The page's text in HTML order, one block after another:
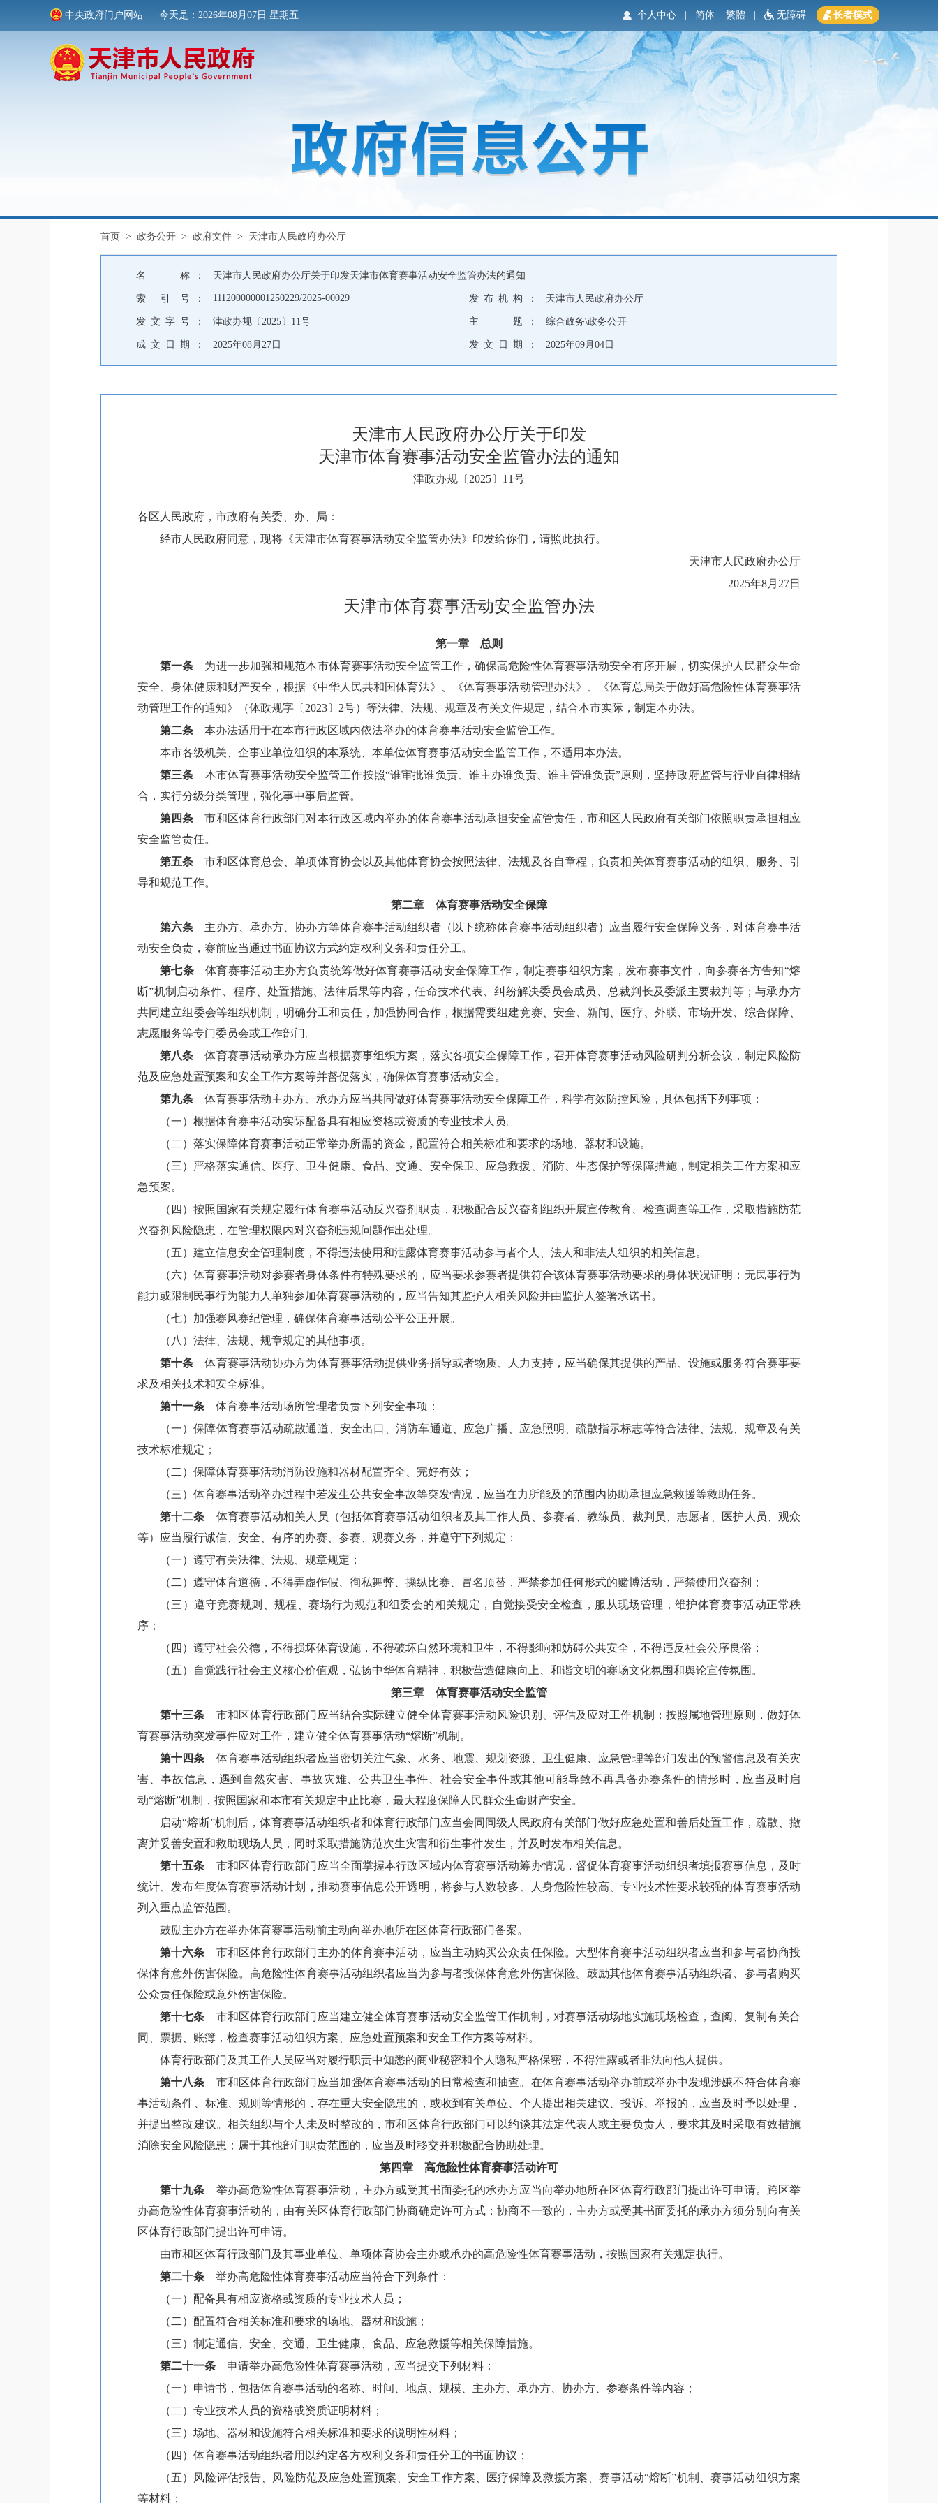
中央政府门户网站 今天是：2026年08月07日 星期五 无障碍 长者模式
简体 繁體
个人中心
首页 > 政务公开 > 政府文件 > 天津市人民政府办公厅
名 称 ： 天津市人民政府办公厅关于印发天津市体育赛事活动安全监管办法的通知
索 引 号 ： 111200000001250229/2025-00029 发 布 机 构 ： 天津市人民政府办公厅
发 文 字 号 ： 津政办规〔2025〕11号 主 题 ： 综合政务\政务公开
成 文 日 期 ： 2025年08月27日 发 文 日 期 ： 2025年09月04日
天津市人民政府办公厅关于印发
天津市体育赛事活动安全监管办法的通知
津政办规〔2025〕11号
各区人民政府，市政府有关委、办、局：
经市人民政府同意，现将《天津市体育赛事活动安全监管办法》印发给你们，请照此执行。
天津市人民政府办公厅
2025年8月27日
天津市体育赛事活动安全监管办法
第一章 总则
第一条 为进一步加强和规范本市体育赛事活动安全监管工作，确保高危险性体育赛事活动安全有序开展，切实保护人民群众生命
安全、身体健康和财产安全，根据《中华人民共和国体育法》、《体育赛事活动管理办法》、《体育总局关于做好高危险性体育赛事活
动管理工作的通知》（体政规字〔2023〕2号）等法律、法规、规章及有关文件规定，结合本市实际，制定本办法。
第二条 本办法适用于在本市行政区域内依法举办的体育赛事活动安全监管工作。
本市各级机关、企事业单位组织的本系统、本单位体育赛事活动安全监管工作，不适用本办法。
第三条 本市体育赛事活动安全监管工作按照“谁审批谁负责、谁主办谁负责、谁主管谁负责”原则，坚持政府监管与行业自律相结
合，实行分级分类管理，强化事中事后监管。
第四条 市和区体育行政部门对本行政区域内举办的体育赛事活动承担安全监管责任，市和区人民政府有关部门依照职责承担相应
安全监管责任。
第五条 市和区体育总会、单项体育协会以及其他体育协会按照法律、法规及各自章程，负责相关体育赛事活动的组织、服务、引
导和规范工作。
第二章 体育赛事活动安全保障
第六条 主办方、承办方、协办方等体育赛事活动组织者（以下统称体育赛事活动组织者）应当履行安全保障义务，对体育赛事活
动安全负责，赛前应当通过书面协议方式约定权利义务和责任分工。
第七条体育赛事活动主办方负责统筹做好体育赛事活动安全保障工作，制定赛事组织方案，发布赛事文件，向参赛各方告知“熔
断”机制启动条件、程序、处置措施、法律后果等内容，任命技术代表、纠纷解决委员会成员、总裁判长及委派主要裁判等；与承办方
共同建立组委会等组织机制，明确分工和责任，加强协同合作，根据需要组建竞赛、安全、新闻、医疗、外联、市场开发、综合保障、
志愿服务等专门委员会或工作部门。
第八条 体育赛事活动承办方应当根据赛事组织方案，落实各项安全保障工作，召开体育赛事活动风险研判分析会议，制定风险防
范及应急处置预案和安全工作方案等并督促落实，确保体育赛事活动安全。
第九条 体育赛事活动主办方、承办方应当共同做好体育赛事活动安全保障工作，科学有效防控风险，具体包括下列事项：
（一）根据体育赛事活动实际配备具有相应资格或资质的专业技术人员。
（二）落实保障体育赛事活动正常举办所需的资金，配置符合相关标准和要求的场地、器材和设施。
（三）严格落实通信、医疗、卫生健康、食品、交通、安全保卫、应急救援、消防、生态保护等保障措施，制定相关工作方案和应
急预案。
（四）按照国家有关规定履行体育赛事活动反兴奋剂职责，积极配合反兴奋剂组织开展宣传教育、检查调查等工作，采取措施防范
兴奋剂风险隐患，在管理权限内对兴奋剂违规问题作出处理。
（五）建立信息安全管理制度，不得违法使用和泄露体育赛事活动参与者个人、法人和非法人组织的相关信息。
（六）体育赛事活动对参赛者身体条件有特殊要求的，应当要求参赛者提供符合该体育赛事活动要求的身体状况证明；无民事行为
能力或限制民事行为能力人单独参加体育赛事活动的，应当告知其监护人相关风险并由监护人签署承诺书。
（七）加强赛风赛纪管理，确保体育赛事活动公平公正开展。
（八）法律、法规、规章规定的其他事项。
第十条 体育赛事活动协办方为体育赛事活动提供业务指导或者物质、人力支持，应当确保其提供的产品、设施或服务符合赛事要
求及相关技术和安全标准。
第十一条 体育赛事活动场所管理者负责下列安全事项：
（一）保障体育赛事活动疏散通道、安全出口、消防车通道、应急广播、应急照明、疏散指示标志等符合法律、法规、规章及有关
技术标准规定；
（二）保障体育赛事活动消防设施和器材配置齐全、完好有效；
（三）体育赛事活动举办过程中若发生公共安全事故等突发情况，应当在力所能及的范围内协助承担应急救援等救助任务。
第十二条 体育赛事活动相关人员（包括体育赛事活动组织者及其工作人员、参赛者、教练员、裁判员、志愿者、医护人员、观众
等）应当履行诚信、安全、有序的办赛、参赛、观赛义务，并遵守下列规定：
（一）遵守有关法律、法规、规章规定；
（二）遵守体育道德，不得弄虚作假、徇私舞弊、操纵比赛、冒名顶替，严禁参加任何形式的赌博活动，严禁使用兴奋剂；
（三）遵守竞赛规则、规程、赛场行为规范和组委会的相关规定，自觉接受安全检查，服从现场管理，维护体育赛事活动正常秩
序；
（四）遵守社会公德，不得损坏体育设施，不得破坏自然环境和卫生，不得影响和妨碍公共安全，不得违反社会公序良俗；
（五）自觉践行社会主义核心价值观，弘扬中华体育精神，积极营造健康向上、和谐文明的赛场文化氛围和舆论宣传氛围。
第三章 体育赛事活动安全监管
第十三条 市和区体育行政部门应当结合实际建立健全体育赛事活动风险识别、评估及应对工作机制；按照属地管理原则，做好体
育赛事活动突发事件应对工作，建立健全体育赛事活动“熔断”机制。
第十四条 体育赛事活动组织者应当密切关注气象、水务、地震、规划资源、卫生健康、应急管理等部门发出的预警信息及有关灾
害、事故信息，遇到自然灾害、事故灾难、公共卫生事件、社会安全事件或其他可能导致不再具备办赛条件的情形时，应当及时启
动“熔断”机制，按照国家和本市有关规定中止比赛，最大程度保障人民群众生命财产安全。
启动“熔断”机制后，体育赛事活动组织者和体育行政部门应当会同同级人民政府有关部门做好应急处置和善后处置工作，疏散、撤
离并妥善安置和救助现场人员，同时采取措施防范次生灾害和衍生事件发生，并及时发布相关信息。
第十五条 市和区体育行政部门应当全面掌握本行政区域内体育赛事活动筹办情况，督促体育赛事活动组织者填报赛事信息，及时
统计、发布年度体育赛事活动计划，推动赛事信息公开透明，将参与人数较多、人身危险性较高、专业技术性要求较强的体育赛事活动
列入重点监管范围。
鼓励主办方在举办体育赛事活动前主动向举办地所在区体育行政部门备案。
第十六条 市和区体育行政部门主办的体育赛事活动，应当主动购买公众责任保险。大型体育赛事活动组织者应当和参与者协商投
保体育意外伤害保险。高危险性体育赛事活动组织者应当为参与者投保体育意外伤害保险。鼓励其他体育赛事活动组织者、参与者购买
公众责任保险或意外伤害保险。
第十七条 市和区体育行政部门应当建立健全体育赛事活动安全监管工作机制，对赛事活动场地实施现场检查，查阅、复制有关合
同、票据、账簿，检查赛事活动组织方案、应急处置预案和安全工作方案等材料。
体育行政部门及其工作人员应当对履行职责中知悉的商业秘密和个人隐私严格保密，不得泄露或者非法向他人提供。
第十八条 市和区体育行政部门应当加强体育赛事活动的日常检查和抽查。在体育赛事活动举办前或举办中发现涉嫌不符合体育赛
事活动条件、标准、规则等情形的，存在重大安全隐患的，或收到有关单位、个人提出相关建议、投诉、举报的，应当及时予以处理，
并提出整改建议。相关组织与个人未及时整改的，市和区体育行政部门可以约谈其法定代表人或主要负责人，要求其及时采取有效措施
消除安全风险隐患；属于其他部门职责范围的，应当及时移交并积极配合协助处理。
第四章 高危险性体育赛事活动许可
第十九条 举办高危险性体育赛事活动，主办方或受其书面委托的承办方应当向举办地所在区体育行政部门提出许可申请。跨区举
办高危险性体育赛事活动的，由有关区体育行政部门协商确定许可方式；协商不一致的，主办方或受其书面委托的承办方须分别向有关
区体育行政部门提出许可申请。
由市和区体育行政部门及其事业单位、单项体育协会主办或承办的高危险性体育赛事活动，按照国家有关规定执行。
第二十条 举办高危险性体育赛事活动应当符合下列条件：
（一）配备具有相应资格或资质的专业技术人员；
（二）配置符合相关标准和要求的场地、器材和设施；
（三）制定通信、安全、交通、卫生健康、食品、应急救援等相关保障措施。
第二十一条 申请举办高危险性体育赛事活动，应当提交下列材料：
（一）申请书，包括体育赛事活动的名称、时间、地点、规模、主办方、承办方、协办方、参赛条件等内容；
（二）专业技术人员的资格或资质证明材料；
（三）场地、器材和设施符合相关标准和要求的说明性材料；
（四）体育赛事活动组织者用以约定各方权利义务和责任分工的书面协议；
（五）风险评估报告、风险防范及应急处置预案、安全工作方案、医疗保障及救援方案、赛事活动“熔断”机制、赛事活动组织方案
等材料；